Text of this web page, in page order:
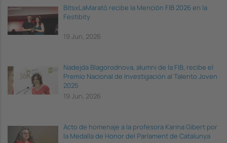
BitsxLaMarató recibe la Mención FIB 2026 en la
Festibity
19 Jun, 2026
Nadejda Blagorodnova, alumni de la FIB, recibe el
Premio Nacional de Investigación al Talento Joven
2025
19 Jun, 2026
Acto de homenaje a la profesora Karina Gibert por
la Medalla de Honor del Parlament de Catalunya